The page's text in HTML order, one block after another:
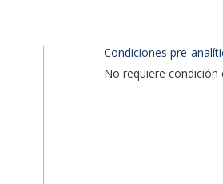
Condiciones pre-
No requiere condición